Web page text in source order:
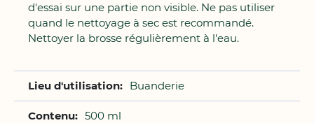
d'essai sur une partie non visible. Ne pas utiliser
quand le nettoyage à sec est recommandé.
Nettoyer la brosse régulièrement à l'eau.
Buanderie
500 ml